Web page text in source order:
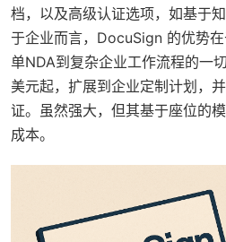
档，以及高级认证选项，如基于
于企业而言，DocuSign 的优势
单NDA到复杂企业工作流程的一
美元起，扩展到企业定制计划，
证。虽然强大，但其基于座位的
成本。